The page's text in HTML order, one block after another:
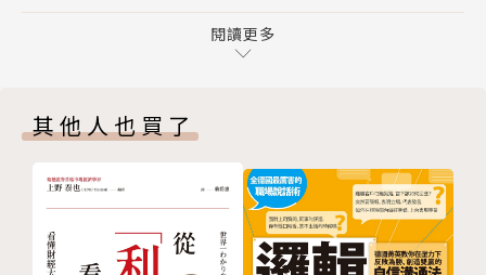
仿大師作畫、作曲，甚至進行全新的創作，讓人類真假
新的大陸和無數金銀財寶。」
過去人們總把人工智慧（AI）當成科幻電影中才會出現
的情景，可近年來不斷有人嚴肅的討論這個問題，同時
也讓我們感到困惑，由於我們總把人工智慧跟虛構的電
02 榨取數據——機器能學會的知識
類推學派——機器學習默知識
機器發現暗知識
03 神經網路——萃取隱蔽相關性
閱讀更多
其他人也買了